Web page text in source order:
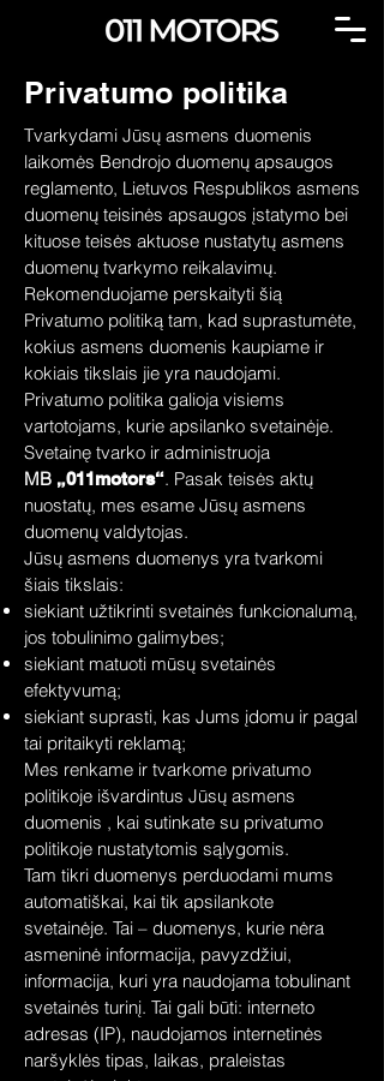
Privatumo politika
Tvarkydami Jūsų asmens duomenis
laikomės Bendrojo duomenų apsaugos
reglamento, Lietuvos Respublikos asmens
duomenų teisinės apsaugos įstatymo bei
kituose teisės aktuose nustatytų asmens
duomenų tvarkymo reikalavimų.
Rekomenduojame perskaityti šią
Privatumo politiką tam, kad suprastumėte,
kokius asmens duomenis kaupiame ir
kokiais tikslais jie yra naudojami.
Privatumo politika galioja visiems
vartotojams, kurie apsilanko svetainėje.
Svetainę tvarko ir administruoja
MB „011motors“. Pasak teisės aktų
nuostatų, mes esame Jūsų asmens
duomenų valdytojas.
Jūsų asmens duomenys yra tvarkomi
šiais tikslais:
siekiant užtikrinti svetainės funkcionalumą,
jos tobulinimo galimybes;
siekiant matuoti mūsų svetainės
efektyvumą;
siekiant suprasti, kas Jums įdomu ir pagal
tai pritaikyti reklamą;
Mes renkame ir tvarkome privatumo
politikoje išvardintus Jūsų asmens
duomenis , kai sutinkate su privatumo
politikoje nustatytomis sąlygomis.
Tam tikri duomenys perduodami mums
automatiškai, kai tik apsilankote
svetainėje. Tai – duomenys, kurie nėra
asmeninė informacija, pavyzdžiui,
informacija, kuri yra naudojama tobulinant
svetainės turinį. Tai gali būti: interneto
adresas (IP), naudojamos internetinės
naršyklės tipas, laikas, praleistas